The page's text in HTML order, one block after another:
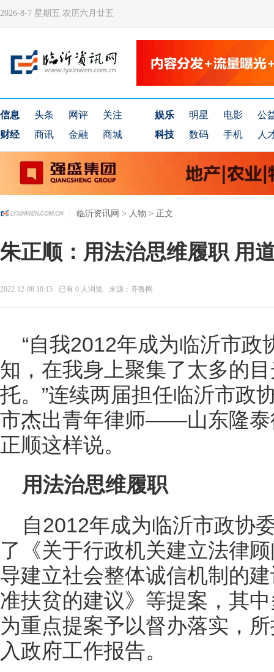
2026-8-7 星期五 农历六月廿五
信息 头条 网评
关注
财经
商讯 金融 商城
娱乐 明星 电影
公
科技
数码 手机 人
临沂资讯网 > 人物 > 正文
朱正顺：用法治思维履职 用
2022-12-08 10:15 已有 0 人浏览 来源：齐鲁网
“自我2012年成为临沂市
知，在我身上聚集了太多的
托。”连续两届担任临沂市政
市杰出青年律师——山东隆泰
正顺这样说。
用法治思维履职
自2012年成为临沂市政协
了《关于行政机关建立法律
导建立社会整体诚信机制的
准扶贫的建议》等提案，其
为重点提案予以督办落实，
入政府工作报告。